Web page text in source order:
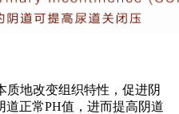
质地改变组织特性，促进阴
正常PH值，进而提高阴道